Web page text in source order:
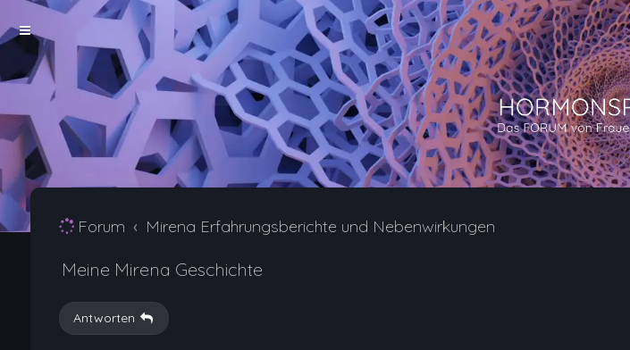
Forum Mirena Erfahrungsberichte und Nebenwirkungen
Meine Mirena Geschichte
Antworten